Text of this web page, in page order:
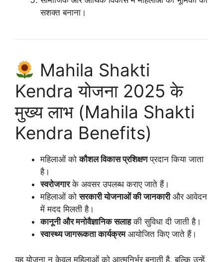
सशक्त बनाना।
Mahila Shakti
Kendra योजना 2025 के
मुख्य लाभ (Mahila Shakti
Kendra Benefits)
महिलाओं कोकौशल विकास प्रशिक्षणप्रदान किया जाता
है।
स्वरोजगारके अवसर उपलब्ध कराए जाते हैं।
महिलाओं कोसरकारी योजनाओं की जानकारीऔर आवेदन
में मदद मिलती है।
कानूनी और मनोवैज्ञानिक सलाहकी सुविधा दी जाती है।
स्वास्थ्य जागरूकता कार्यक्रमआयोजित किए जाते हैं।
यह योजना न केवल महिलाओं को आत्मनिर्भर बनाती है, बल्कि उन्हें